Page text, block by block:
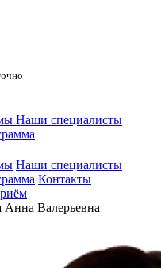
Наши специалисты
Наши специалисты
Контакты
Анна Валерьевна